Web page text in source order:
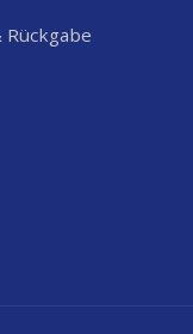
Rückgabe